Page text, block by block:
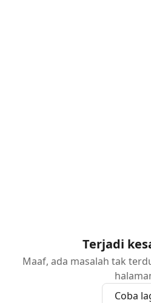
Terjadi
Maaf, ada masalah tak
Coba